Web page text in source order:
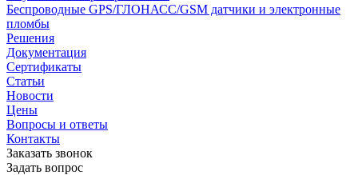
Беспроводные GPS/ГЛОНАСС/GSM датчики и электронные
пломбы
Решения
Документация
Сертификаты
Статьи
Новости
Цены
Вопросы и ответы
Контакты
Заказать звонок
Задать вопрос